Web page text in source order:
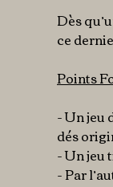
Dès
ce
Points
- Un jeu
dés
- Un jeu
- Par